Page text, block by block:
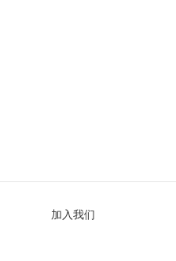
加入我们